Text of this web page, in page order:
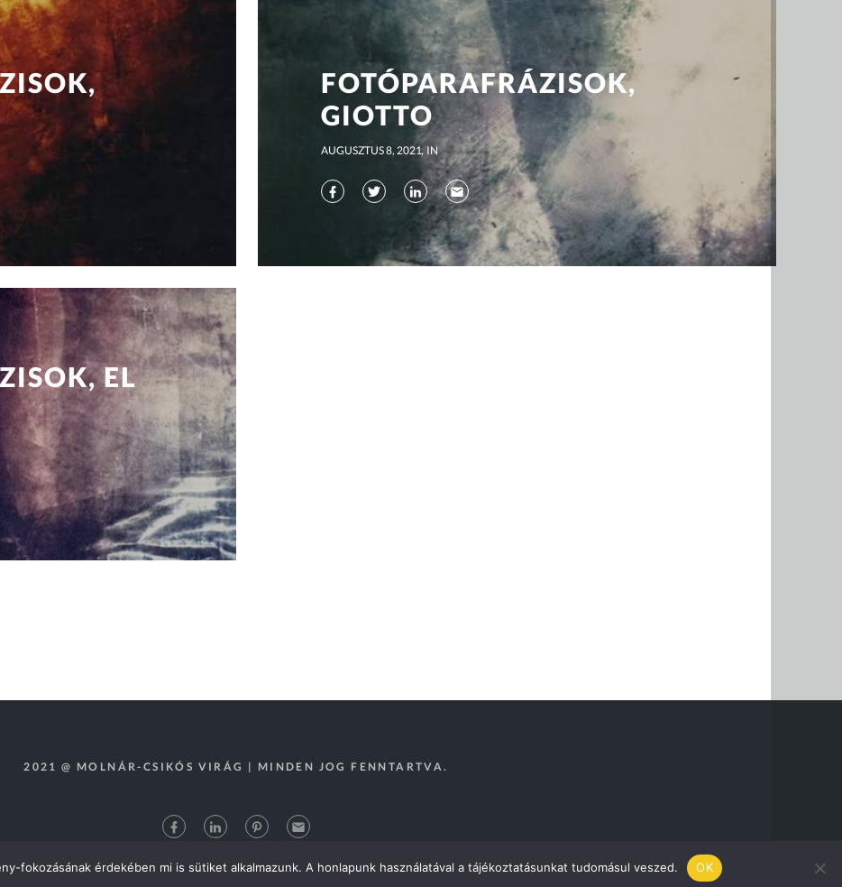
FOTÓPARAFRÁZISOK,
GIOTTO
AUGUSZTUS 8, 2021 IN
EL
2021 @ MOLNÁR-CSIKÓS VIRÁG | MINDEN JOG FENNTARTVA.
fokozásának érdekében mi is sütiket alkalmazunk. A honlapunk használatával a tájékoztatásunkat tudomásul veszed. OK